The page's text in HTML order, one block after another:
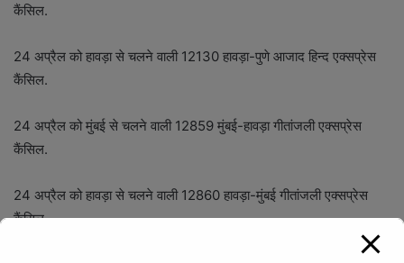
कैंसिल.
24 अप्रैल को हावड़ा से चलने वाली 12130 हावड़ा-पुणे आजाद हिन्द एक्सप्रेस
कैंसिल.
24 अप्रैल को मुंबई से चलने वाली 12859 मुंबई-हावड़ा गीतांजली एक्सप्रेस
कैंसिल.
24 अप्रैल को हावड़ा से चलने वाली 12860 हावड़ा-मुंबई गीतांजली एक्सप्रेस
कैंसिल.